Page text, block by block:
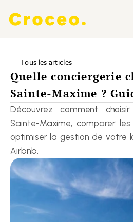
Tous les articles
Quelle conciergerie
Sainte-Maxime ?
Découvrez comment
Sainte-Maxime, comparer
optimiser la gestion de votre
Airbnb.